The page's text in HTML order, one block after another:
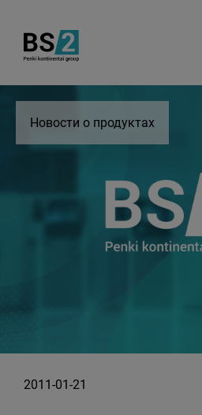
Новости о продуктах
2011-01-21